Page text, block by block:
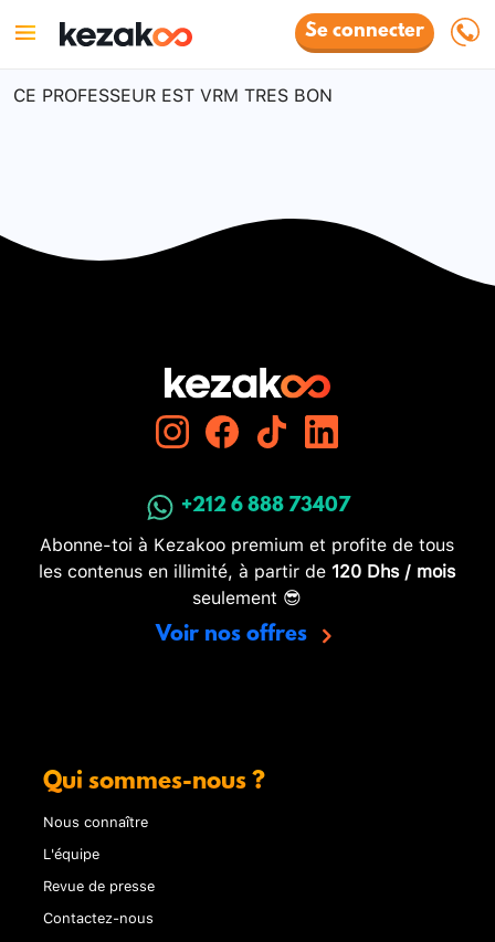
Se connecter
CE PROFESSEUR EST VRM TRES BON
+212 6 888 73407
Abonne-toi à Kezakoo premium et profite de tous
les contenus en illimité, à partir de 120 Dhs / mois
seulement 😎
Voir nos offres
Qui sommes-nous ?
Nous connaître
L'équipe
Revue de presse
Contactez-nous